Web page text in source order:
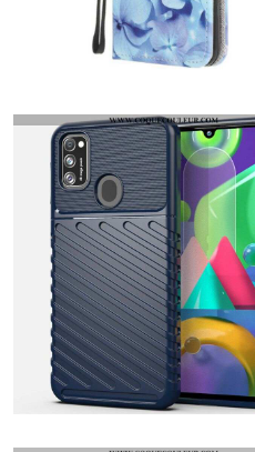
HOUSSE SAMSUNG GALAXY M21 PAPILLONS DIAMANTS À LANIÈRE